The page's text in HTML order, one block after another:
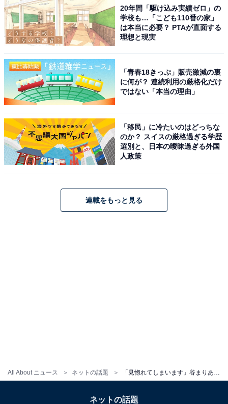
All About ニュース ネットの話題
20年間「駆け込み実績ゼロ」の
学校も…「こども110番の家」
は本当に必要？ PTAが直面する
理想と現実
「青春18きっぷ」販売激減の裏
に何が？ 連続利用の厳格化だけ
ではない「本当の理由」
「移民」に冷たいのはどっちな
のか？ スイスの厳格過ぎる学歴
選別と、日本の曖昧過ぎる外国
人政策
連載をもっと見る
ネットの話題